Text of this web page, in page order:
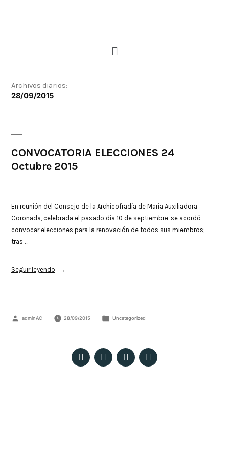
Archivos diarios:
28/09/2015
CONVOCATORIA ELECCIONES 24
Octubre 2015
En reunión del Consejo de la Archicofradía de María Auxiliadora
Coronada, celebrada el pasado día 10 de septiembre, se acordó
convocar elecciones para la renovación de todos sus miembros;
tras …
Seguir leyendo
adminAC 28/09/2015 Uncategorized